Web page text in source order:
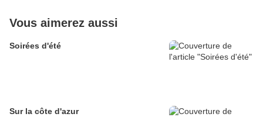
Vous aimerez aussi
Soirées d'été
Sur la côte d'azur